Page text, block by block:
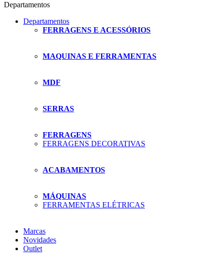
Departamentos
Departamentos
FERRAGENS E ACESSÓRIOS
MAQUINAS E FERRAMENTAS
MDF
SERRAS
FERRAGENS
FERRAGENS DECORATIVAS
ACABAMENTOS
MÁQUINAS
FERRAMENTAS ELÉTRICAS
Marcas
Novidades
Outlet